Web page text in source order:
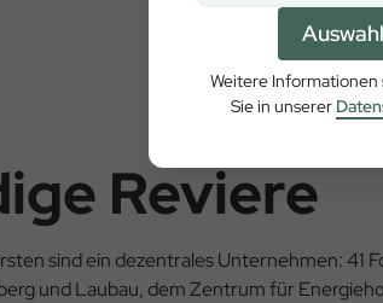
Weitere
Sie in unserer
Reviere
sind ein dezentrales Unternehmen:
und Laubau, dem Zentrum für